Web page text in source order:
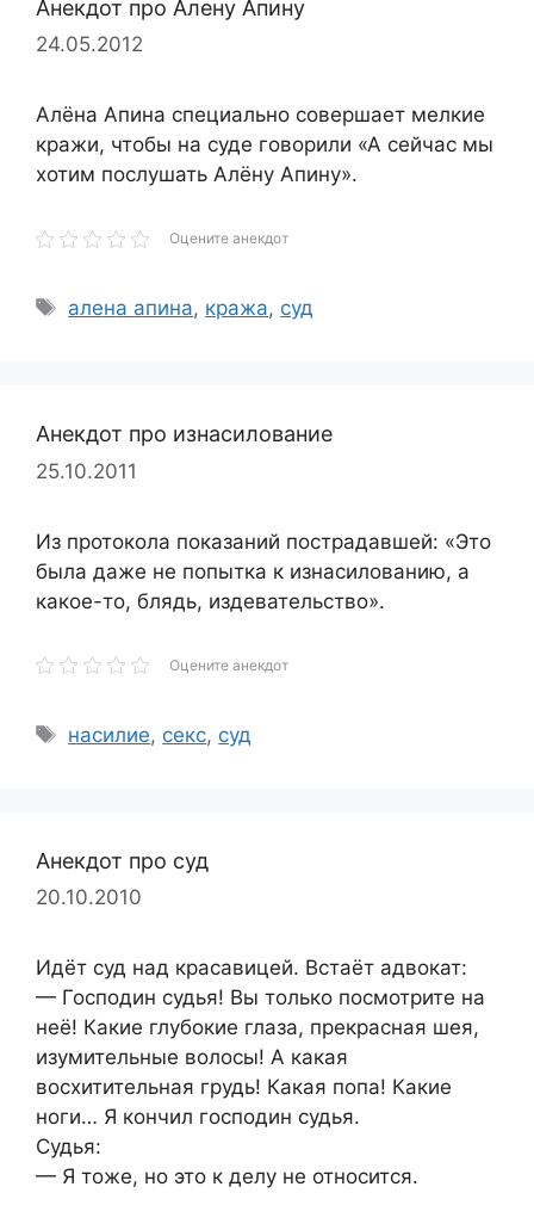
Анекдот про Алену Апину
24.05.2012
Алёна Апина специально совершает мелкие
кражи, чтобы на суде говорили «А сейчас мы
хотим послушать Алёну Апину».
Оцените анекдот
Метки
алена апина, кража, суд
Анекдот про изнасилование
25.10.2011
Из протокола показаний пострадавшей: «Это
была даже не попытка к изнасилованию, а
какое-то, блядь, издевательство».
Оцените анекдот
Метки
насилие, секс, суд
Анекдот про суд
20.10.2010
Идёт суд над красавицей. Встаёт адвокат:
— Господин судья! Вы только посмотрите на
неё! Какие глубокие глаза, прекрасная шея,
изумительные волосы! А какая
восхитительная грудь! Какая попа! Какие
ноги… Я кончил господин судья.
Судья:
— Я тоже, но это к делу не относится.